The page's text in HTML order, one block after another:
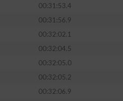
00:31:53.4
00:31:56.9
00:32:02.1
00:32:04.5
00:32:05.0
00:32:05.2
00:32:06.9